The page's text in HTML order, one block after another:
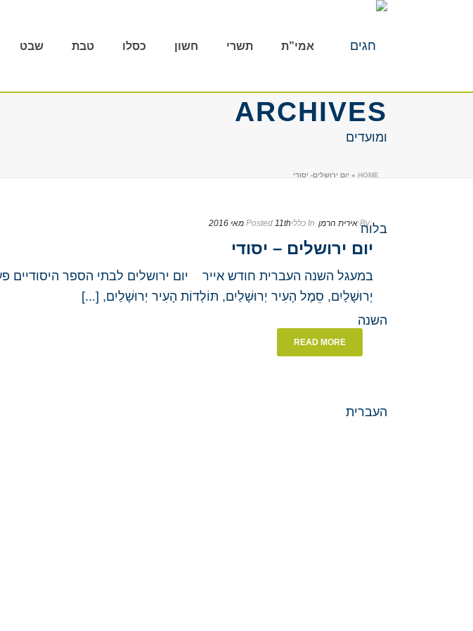
אמי”ת תשרי חשון כסלו טבת שבט
ARCHIVES
HOME
» יום ירושלים- יסודי
By אירית הרמן In כללי Posted 11th מאי 2016
יום ירושלים – יסודי
במעגל השנה העברית חודש אייר יום ירושלים לבתי הספר היסודיים
יְרוּשָׁלַיִם, סֵמֶל הָעִיר יְרוּשָׁלַיִם, תּוֹלְדוֹת הָעִיר יְרוּשָׁלַיִם, [...]
READ MORE